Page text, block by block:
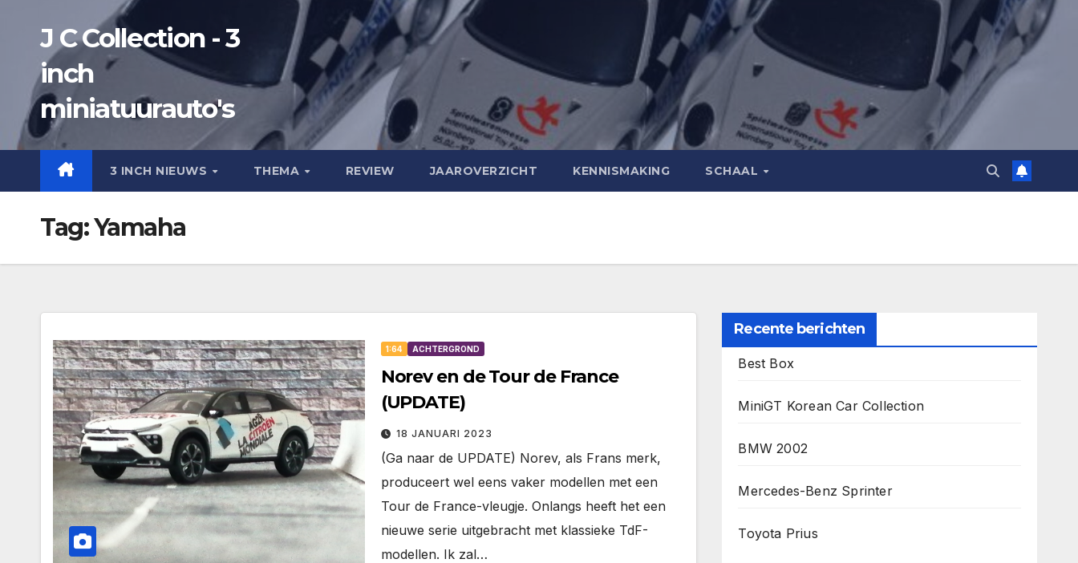
inhoud
J C Collection - 3
inch
miniatuurauto's
3 INCH NIEUWS THEMA REVIEW JAAROVERZICHT KENNISMAKING SCHAAL
Tag:Yamaha
1:64 ACHTERGROND
Norev en de Tour de France
(UPDATE)
18 JANUARI 2023
(Ga naar de UPDATE) Norev, als Frans merk,
produceert wel eens vaker modellen met een
Tour de France-vleugje. Onlangs heeft het een
nieuwe serie uitgebracht met klassieke TdF-
modellen. Ik zal…
Recente berichten
Best Box
MiniGT Korean Car Collection
BMW 2002
Mercedes-Benz Sprinter
Toyota Prius